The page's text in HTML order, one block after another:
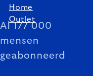
Al 177 000
mensen
geabonneerd
Home
Outlet